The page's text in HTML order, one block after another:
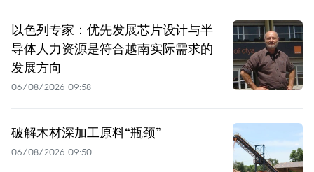
以色列专家：优先发展芯片设计与半
导体人力资源是符合越南实际需求的
发展方向
06/08/2026 09:58
破解木材深加工原料“瓶颈”
06/08/2026 09:50